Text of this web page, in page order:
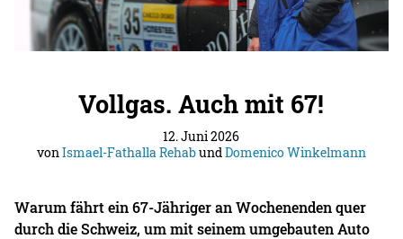
Vollgas. Auch mit 67!
12. Juni 2026
vonIsmael-Fathalla RehabundDomenico Winkelmann
Warum fährt ein 67-Jähriger an Wochenenden quer
durch die Schweiz, um mit seinem umgebauten Auto